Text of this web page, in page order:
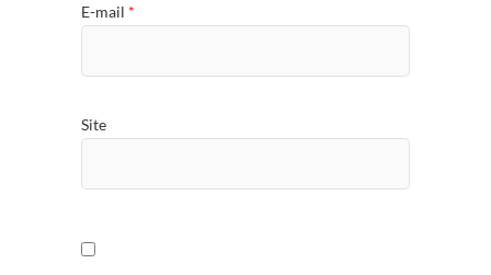
E-mail *
Site